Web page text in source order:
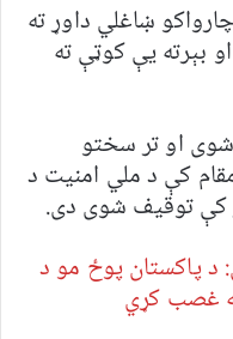
ښاغلي داوړ ته
بېرته يې کوټې ته
شوی او تر سختو
کې د ملي امنیت د
کې توقیف شوی دی.
د پاکستان پوځ مو د
غصب کړي